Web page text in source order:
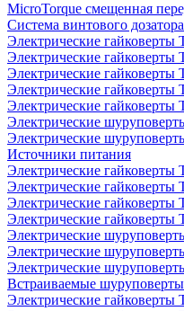
MicroTorque смещенная
Система винтового
Электрические гайковерты
Электрические гайковерты
Электрические гайковерты
Электрические гайковерты
Электрические гайковерты
Электрические
Электрические
Источники питания
Электрические гайковерты
Электрические гайковерты
Электрические гайковерты
Электрические гайковерты
Электрические
Электрические
Электрические
Встраиваемые
Электрические гайковерты